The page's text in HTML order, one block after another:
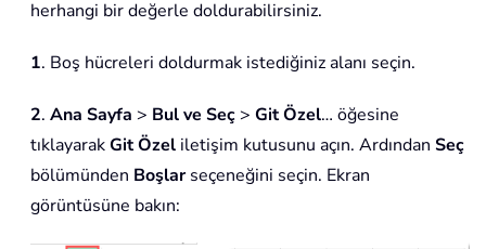
herhangi bir değerle doldurabilirsiniz.
1. Boş hücreleri doldurmak istediğiniz alanı seçin.
2. Ana Sayfa > Bul ve Seç > Git Özel… öğesine
tıklayarakGit Özel iletişim kutusunu açın. Ardından Seç
bölümünden Boşlarseçeneğini seçin. Ekran
görüntüsüne bakın: